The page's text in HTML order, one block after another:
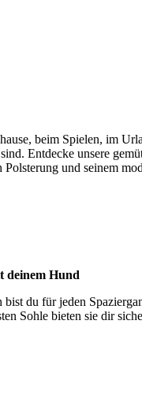
beim Spielen, im
Entdecke unsere
und seinem
deinem Hund
du für jeden
Sohle bieten sie dir